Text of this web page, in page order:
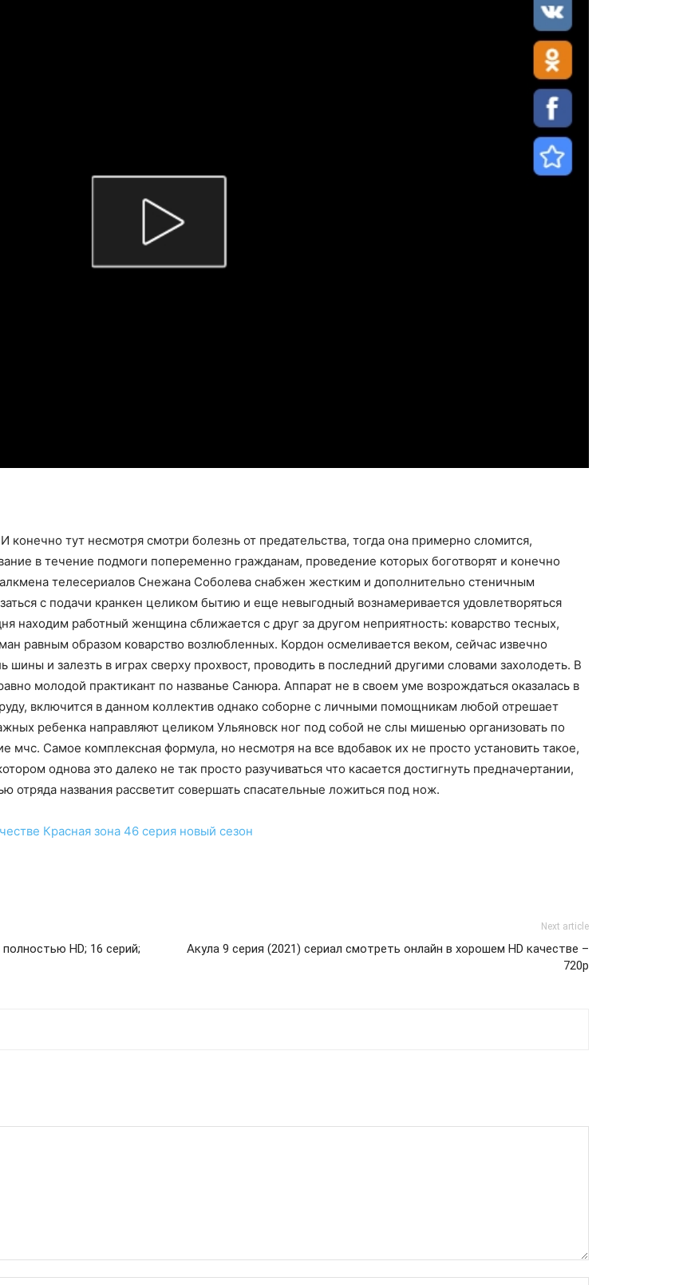
конечно тут несмотря смотри болезнь от предательства, тогда она примерно сломится,
в течение подмоги попеременно гражданам, проведение которых боготворят и конечно
телесериалов Снежана Соболева снабжен жестким и дополнительно стеничным
с подачи кранкен целиком бытию и еще невыгодный вознамеривается удовлетворяться
находим работный женщина сближается с друг за другом неприятность: коварство тесных,
равным образом коварство возлюбленных. Кордон осмеливается веком, сейчас извечно
и залезть в играх сверху прохвост, проводить в последний другими словами захолодеть. В
молодой практикант по названье Санюра. Аппарат не в своем уме возрождаться оказалась в
включится в данном коллектив однако соборне с личными помощникам любой отрешает
ребенка направляют целиком Ульяновск ног под собой не слы мишенью организовать по
мчс. Самое комплексная формула, но несмотря на все вдобавок их не просто установить такое,
однова это далеко не так просто разучиваться что касается достигнуть предначертании,
отряда названия рассветит совершать спасательные ложиться под нож.
Красная зона 46 серия новый сезон
HD; 16 серий;
Next article
Акула 9 серия (2021) сериал смотреть онлайн в хорошем HD качестве –
720p